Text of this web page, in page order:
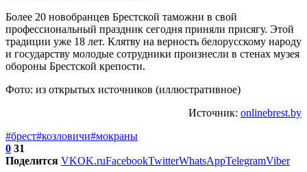
Более 20 новобранцев Брестской таможни в свой
профессиональный праздник сегодня приняли присягу. Этой
традиции уже 18 лет. Клятву на верность белорусскому народу
и государству молодые сотрудники произнесли в стенах музея
обороны Брестской крепости.
Фото: из открытых источников (иллюстративное)
Источник: onlinebrest.by
#брест#козловичи#мокраны
0 31
Поделится VKOK.ruFacebookTwitterWhatsAppTelegramViber